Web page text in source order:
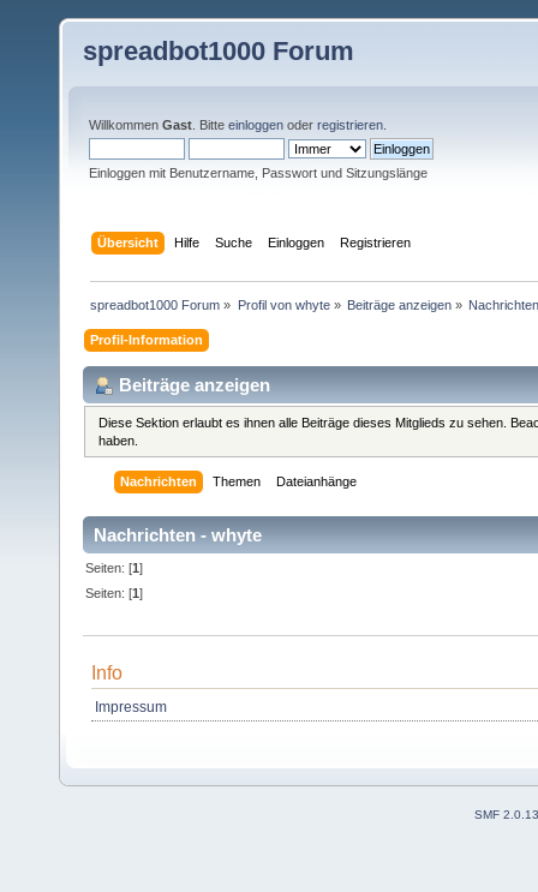
spreadbot1000 Forum
Willkommen Gast . Bitte einloggen oder registrieren
Einloggen mit Benutzername, Passwort und Sitzungslänge
Übersicht Hilfe Suche Einloggen Registrieren
spreadbot1000 Forum » Profil von whyte» Beiträge anzeigen»
Profil-Information
Beiträge anzeigen
Diese Sektion erlaubt es ihnen alle Beiträge dieses Mitglieds zu sehen.
haben.
Nachrichten Themen Dateianhänge
Nachrichten - whyte
Seiten: [1]
Seiten: [1]
Info
Impressum
SMF 2.0.13